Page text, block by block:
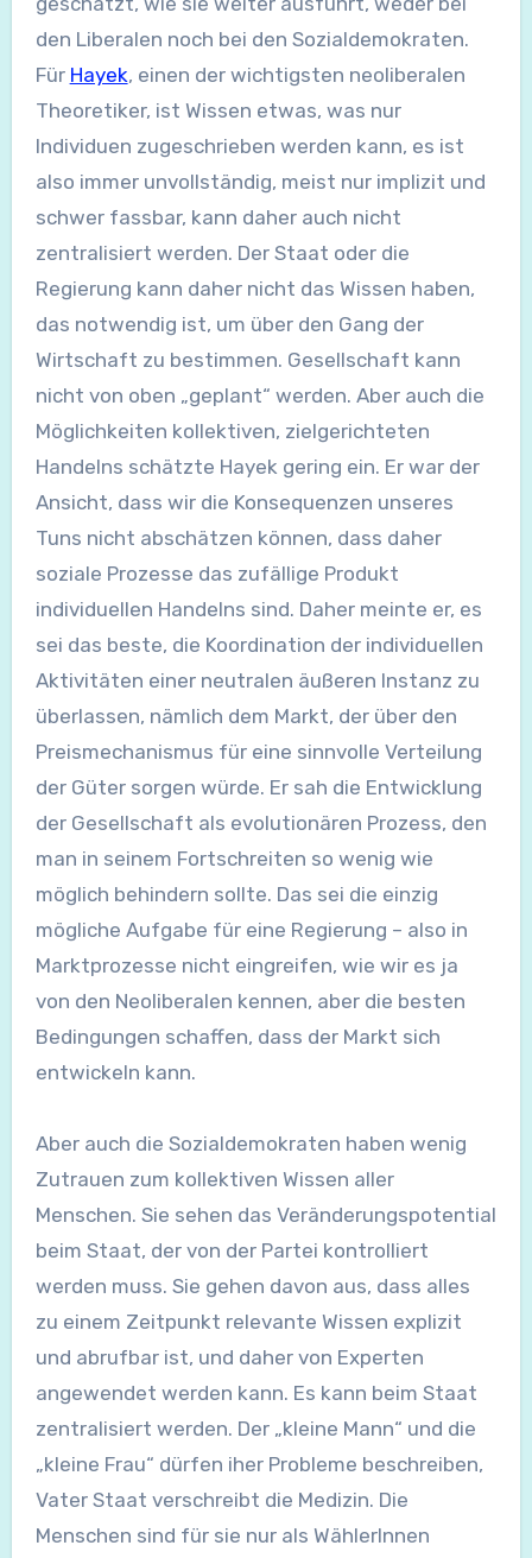
den Liberalen noch bei den Sozialdemokraten.
Für Hayek, einen der wichtigsten neoliberalen
Theoretiker, ist Wissen etwas, was nur
Individuen zugeschrieben werden kann, es ist
also immer unvollständig, meist nur implizit und
schwer fassbar, kann daher auch nicht
zentralisiert werden. Der Staat oder die
Regierung kann daher nicht das Wissen haben,
das notwendig ist, um über den Gang der
Wirtschaft zu bestimmen. Gesellschaft kann
nicht von oben „geplant“ werden. Aber auch die
Möglichkeiten kollektiven, zielgerichteten
Handelns schätzte Hayek gering ein. Er war der
Ansicht, dass wir die Konsequenzen unseres
Tuns nicht abschätzen können, dass daher
soziale Prozesse das zufällige Produkt
individuellen Handelns sind. Daher meinte er, es
sei das beste, die Koordination der individuellen
Aktivitäten einer neutralen äußeren Instanz zu
überlassen, nämlich dem Markt, der über den
Preismechanismus für eine sinnvolle Verteilung
der Güter sorgen würde. Er sah die Entwicklung
der Gesellschaft als evolutionären Prozess, den
man in seinem Fortschreiten so wenig wie
möglich behindern sollte. Das sei die einzig
mögliche Aufgabe für eine Regierung – also in
Marktprozesse nicht eingreifen, wie wir es ja
von den Neoliberalen kennen, aber die besten
Bedingungen schaffen, dass der Markt sich
entwickeln kann.
Aber auch die Sozialdemokraten haben wenig
Zutrauen zum kollektiven Wissen aller
Menschen. Sie sehen das Veränderungspotential
beim Staat, der von der Partei kontrolliert
werden muss. Sie gehen davon aus, dass alles
zu einem Zeitpunkt relevante Wissen explizit
und abrufbar ist, und daher von Experten
angewendet werden kann. Es kann beim Staat
zentralisiert werden. Der „kleine Mann“ und die
„kleine Frau“ dürfen iher Probleme beschreiben,
Vater Staat verschreibt die Medizin. Die
Menschen sind für sie nur als WählerInnen